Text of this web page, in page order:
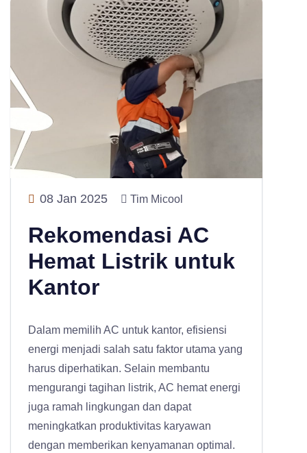
08 Jan 2025 Tim Micool
Rekomendasi AC
Hemat Listrik untuk
Kantor
Dalam memilih AC untuk kantor, efisiensi
energi menjadi salah satu faktor utama yang
harus diperhatikan. Selain membantu
mengurangi tagihan listrik, AC hemat energi
juga ramah lingkungan dan dapat
meningkatkan produktivitas karyawan
dengan memberikan kenyamanan optimal.